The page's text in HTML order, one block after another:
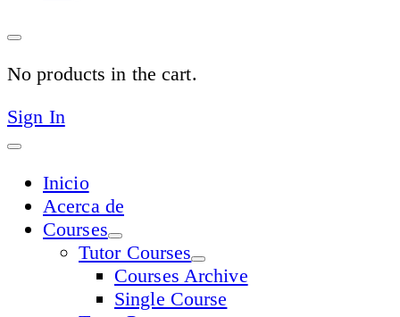
No products in the cart.
Sign In
Inicio
Acerca de
Courses
Tutor Courses
Courses Archive
Single Course